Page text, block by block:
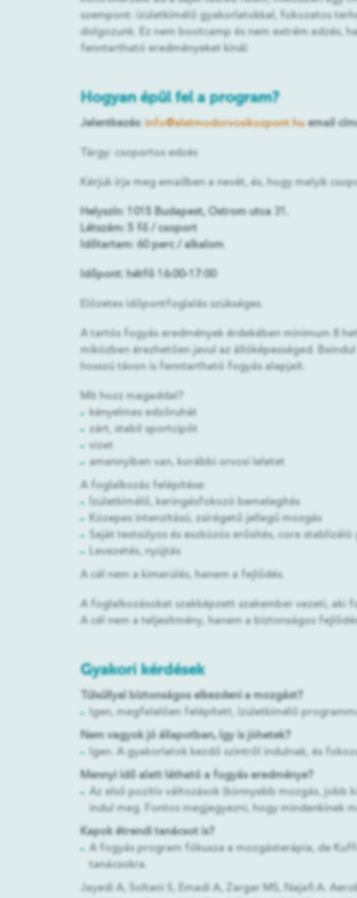
szempont: ízületkímélő gyakorlatokkal, fokozatos
dolgozunk. Ez nem bootcamp és nem extrém edzés,
fenntartható eredményeket kínál.
Hogyan épül fel a program?
Jelentkezés: info@eletmodorvosikozpont.huemail
Tárgy: csoportos edzés
Kérjük írja meg emailben a nevét, és, hogy melyik
Helyszín: 1015 Budapest, Ostrom utca 31.
Létszám: 5 fő / csoport
Időtartam: 60 perc / alkalom
Időpont: hétfő 16:00-17:00
Előzetes időpontfoglalás szükséges.
A tartós fogyás eredmények érdekében minimum 8
miközben érezhetően javul az állóképességed.
hosszú távon is fenntartható fogyás alapjait.
Mit hozz magaddal?
kényelmes edzőruhát
zárt, stabil sportcipőt
vizet
amennyiben van, korábbi orvosi leletet
A foglalkozás felépítése:
Ízületkímélő, keringésfokozó bemelegítés
Közepes intenzitású, zsírégető jellegű mozgás
Saját testsúlyos és eszközös erősítés, core
Levezetés, nyújtás
A cél nem a kimerülés, hanem a fejlődés.
A foglalkozásokat szakképzett szakember vezeti, aki
A cél nem a teljesítmény, hanem a biztonságos
Gyakori kérdések
Túlsúllyal biztonságos elkezdeni a mozgást?
Igen, megfelelően felépített, ízületkímélő
Nem vagyok jó állapotban, így is jöhetek?
Igen. A gyakorlatok kezdő szintről indulnak, és
Mennyi idő alatt látható a fogyás eredménye?
Az első pozitív változások (könnyebb mozgás, jobb
indul meg. Fontos megjegyezni, hogy mindenkinek
Kapok étrendi tanácsot is?
A fogyás program fókusza a mozgásterápia, de
tanácsokra.
Jayedi A, Soltani S, Emadi A, Zargar MS, Najafi A.